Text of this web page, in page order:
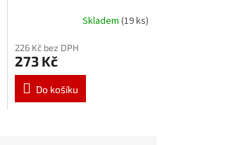
Skladem (19 ks)
226 Kč bez DPH
273 Kč
Do košíku